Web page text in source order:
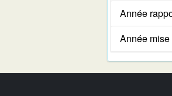
Année
Année